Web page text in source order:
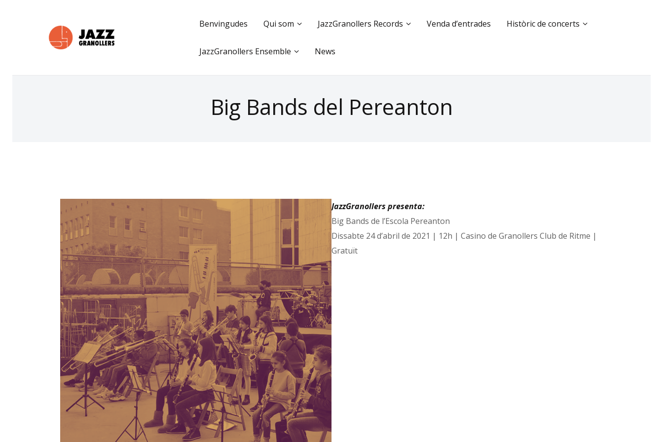
Benvingudes Qui som JazzGranollers Records Venda d’entrades Històric de concerts
JazzGranollers Ensemble News
Big Bands del Pereanton
JazzGranollers presenta:
Big Bands de l’Escola Pereanton
Dissabte 24 d’abril de 2021 | 12h | Casino de Granollers Club de Ritme |
Gratuït